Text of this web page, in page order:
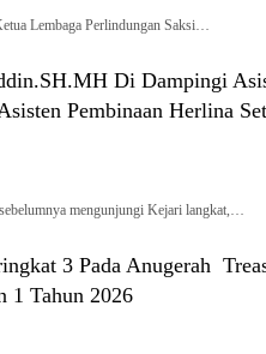
Lembaga Perlindungan Saksi…
Di Dampingi
Pembinaan Herlina
mengunjungi Kejari langkat,…
3 Pada Anugerah
1 Tahun 2026